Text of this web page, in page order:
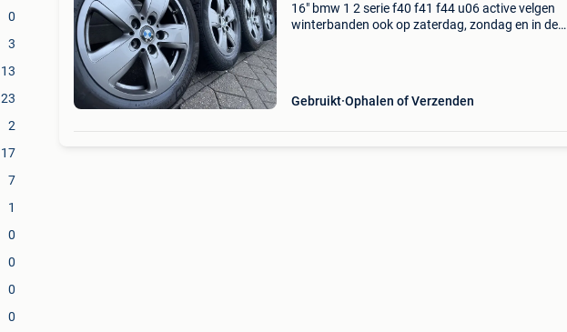
0
3
13
23
2
17
7
1
0
0
0
0
16" bmw 1 2 serie f40 f41 f44 u06 active velgen
winterbanden ook op zaterdag, zondag en in de
Gebruikt Ophalen of Verzenden